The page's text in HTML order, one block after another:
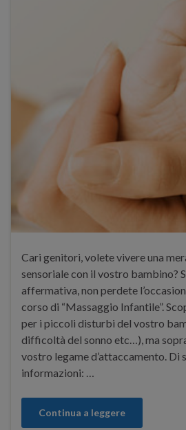
Cari genitori, volete vivere una
sensoriale con il vostro bambino?
affermativa, non perdete
corso di “Massaggio Infantile”.
per i piccoli disturbi del vostro
difficoltà del sonno etc…), ma
vostro legame d’attaccamento. Di
informazioni: …
Continua a leggere